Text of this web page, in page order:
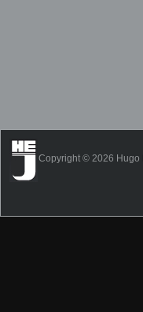
Copyright © 2026 Hugo